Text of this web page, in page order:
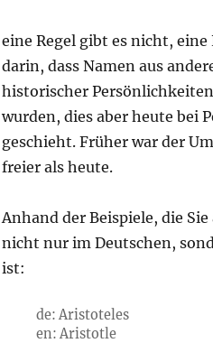
eine Regel gibt es nicht,
darin, dass Namen aus
historischer
wurden, dies aber heute bei
geschieht. Früher war der
freier als heute.
Anhand der Beispiele, die
nicht nur im Deutschen,
ist:
de: Aristoteles
en: Aristotle